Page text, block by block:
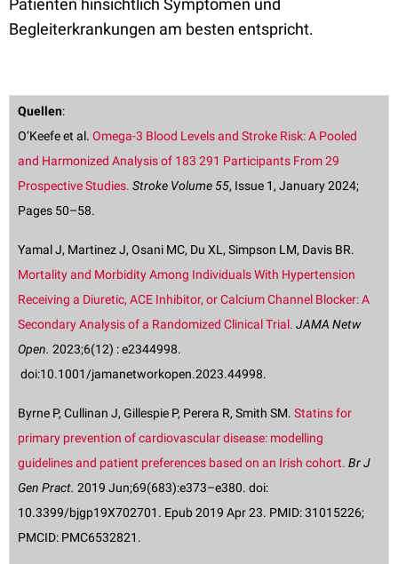
Patienten hinsichtlich Symptomen und
Begleiterkrankungen am besten entspricht.
Quellen:
O’Keefe et al. Omega-3 Blood Levels and Stroke Risk: A Pooled
and Harmonized Analysis of 183 291 Participants From 29
Prospective Studies. Stroke Volume 55, Issue 1, January 2024;
Pages 50–58.
Yamal J, Martinez J, Osani MC, Du XL, Simpson LM, Davis BR.
Mortality and Morbidity Among Individuals With Hypertension
Receiving a Diuretic, ACE Inhibitor, or Calcium Channel Blocker: A
Secondary Analysis of a Randomized Clinical Trial. JAMA Netw
Open. 2023;6(12) : e2344998.
doi:10.1001/jamanetworkopen.2023.44998.
Byrne P, Cullinan J, Gillespie P, Perera R, Smith SM. Statins for
primary prevention of cardiovascular disease: modelling
guidelines and patient preferences based on an Irish cohort. Br J
Gen Pract. 2019 Jun;69(683):e373–e380. doi:
10.3399/bjgp19X702701. Epub 2019 Apr 23. PMID: 31015226;
PMCID: PMC6532821.